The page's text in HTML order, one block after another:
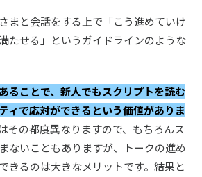
まと会話をする上で「こう進めていけ
たせる」というガイドラインのような
ることで、新人でもスクリプトを読む
ィで応対ができるという価値がありま
その都度異なりますので、もちろんス
ないこともありますが、トークの進め
きるのは大きなメリットです。結果と